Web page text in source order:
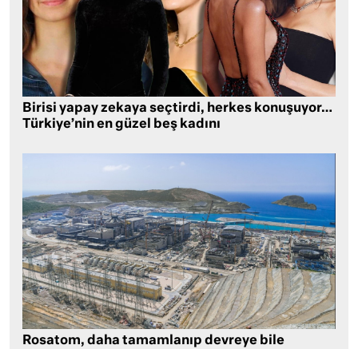
Birisi yapay zekaya seçtirdi, herkes konuşuyor…
Türkiye’nin en güzel beş kadını
Rosatom, daha tamamlanıp devreye bile